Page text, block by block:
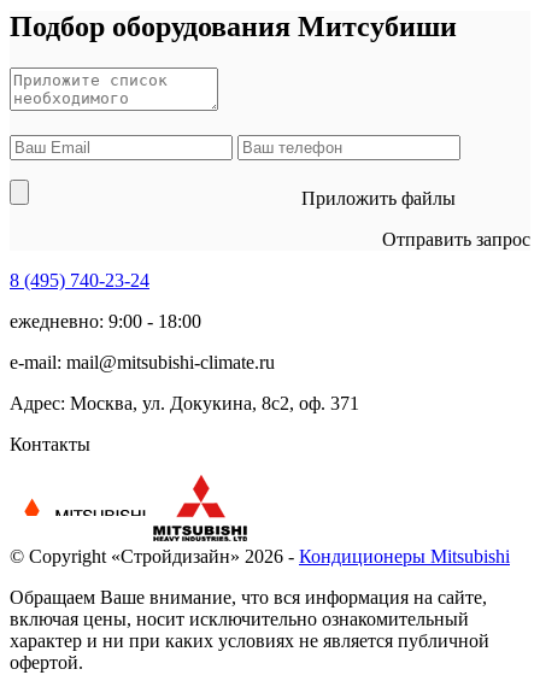
Подбор оборудования Митсубиши
Приложить файлы
Отправить запрос
8 (495) 740-23-24
ежедневно: 9:00 - 18:00
e-mail: mail@mitsubishi-climate.ru
Адрес: Москва, ул. Докукина, 8с2, оф. 371
Контакты
© Copyright «Стройдизайн» 2026 - Кондиционеры Mitsubishi
Обращаем Ваше внимание, что вся информация на сайте,
включая цены, носит исключительно ознакомительный
характер и ни при каких условиях не является публичной
офертой.